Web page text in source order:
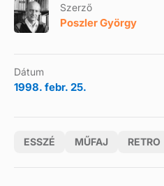
Szerző
Poszler György
Dátum
1998. febr. 25.
ESSZÉ MŰFAJ RETRO